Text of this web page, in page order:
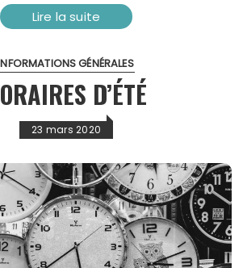
Lire la suite
GÉNÉRALES
D’ÉTÉ
23 mars 2020